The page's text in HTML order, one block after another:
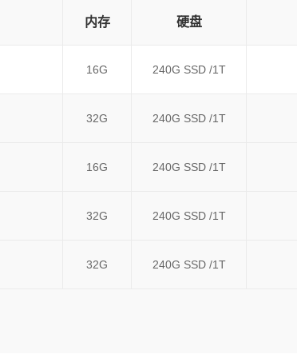
内存 硬盘
16G 240G SSD /1T
32G 240G SSD /1T
16G 240G SSD /1T
32G 240G SSD /1T
32G 240G SSD /1T